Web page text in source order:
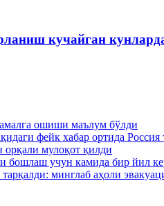
кучайган
ошиши маълум бўлди
фейк хабар ортида
мулоқот қилди
бошлаш учун камида бир йил
минглаб аҳоли